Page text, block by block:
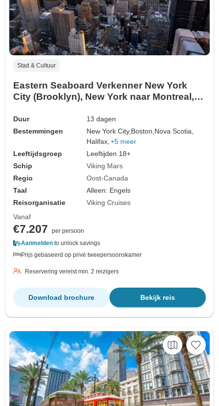
Stad & Cultuur
Eastern Seaboard Verkenner New York
City (Brooklyn), New York naar Montreal,
Duur
13 dagen
Bestemmingen
New York City, Boston, Nova Scotia,
Halifax, +5 meer
Leeftijdsgroep
Leeftijden 18+
Schip
Viking Mars
Regio
Oost-Canada
Taal
Alleen: Engels
Reisorganisatie
Viking Cruises
Vanaf
€7.207
per persoon
Aanmelden to unlock savings
Prijs gebaseerd op privé tweepersoonskamer
Reservering vereist min. 2 reizigers
Bekijk reis
Download brochure